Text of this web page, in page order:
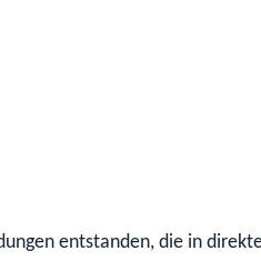
entstanden, die in